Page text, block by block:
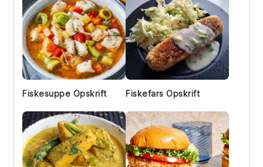
Fiskesuppe Opskrift Fiskefars Opskrift